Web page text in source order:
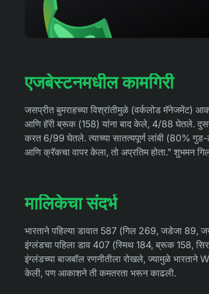
एजबेस्टनमधील कामगिरी
जसप्रीत बुमराहच्या विश्रांतीमुळे (वर्कलोड मॅनेजमेंट)
आणि हॅरी ब्रूक (158) यांना बाद केले, 4/88 घेतले.
करत 6/99 घेतले. त्याच्या सातत्यपूर्ण लांबी (80%
आणि क्रॅकचा वापर केला, तो अप्रतिम होता.” शुभमन
मालिकेचा संदर्भ
भारताने पहिल्या डावात 587 (गिल 269, जडेजा 89,
इंग्लंडचा पहिला डाव 407 (स्मिथ 184, ब्रूक 158,
इंग्लंडच्या बाजबॉल रणनीतीला रोखले, ज्यामुळे भारताने
केली, पण आकाशने ती कमतरता भरून काढली.